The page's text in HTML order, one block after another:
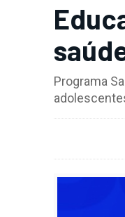
Programa